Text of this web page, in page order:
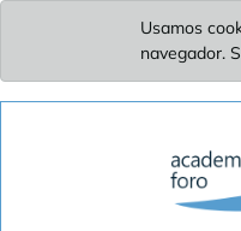
Usamos
navegador.